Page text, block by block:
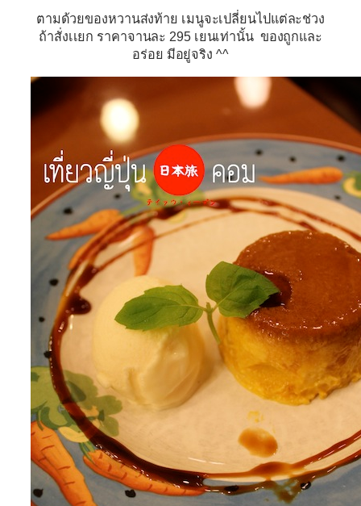
ตามด้วยของหวานส่งท้าย เมนูจะเปลี่ยนไปแต่ละช่วง
ถ้าสั่งเเยก ราคาจานละ 295 เยนเท่านั้น ของถูกและ
อร่อย มีอยู่จริง ^^